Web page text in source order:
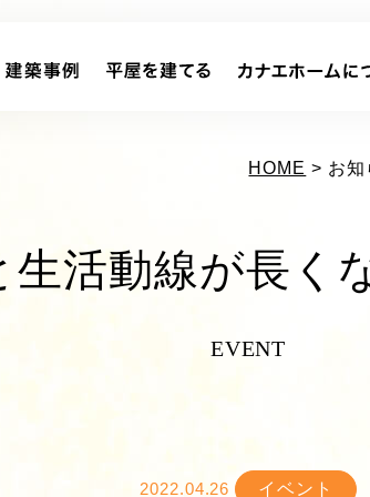
HOME > お知
生活動線が長く
EVENT
2022.04.26 イベント